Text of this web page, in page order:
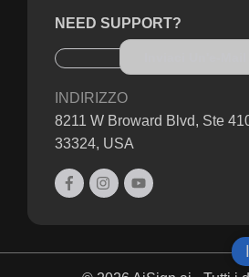
NEED SUPPORT?
INDIRIZZO
8211 W Broward Blvd, Ste
33324, USA